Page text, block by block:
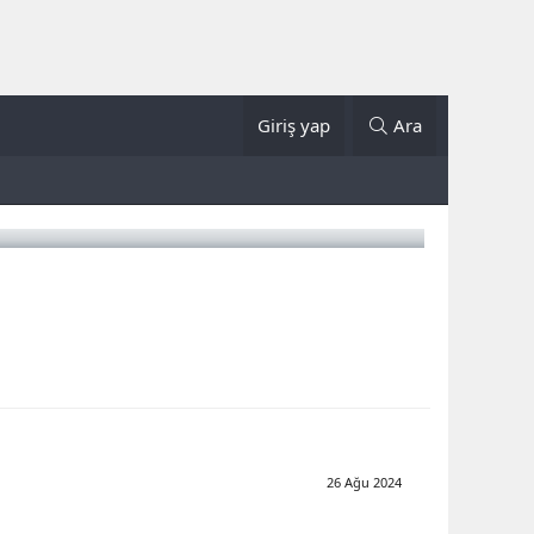
Giriş yap Ara
26 Ağu 2024